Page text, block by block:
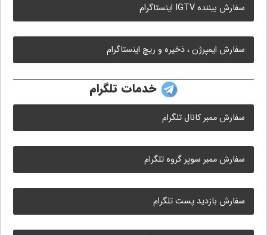
سفارش بیننده IGTV اینستاگرام
سفارش ایمپرژن ، ذخیره و ریچ اینستاگرام
خدمات تلگرام
سفارش ممبر کانال تلگرام
سفارش ممبر سوپر گروه تلگرام
سفارش بازدید پست تلگرام